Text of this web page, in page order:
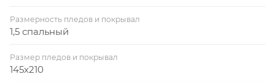
Размерность пледов и покрывал
1,5 спальный
Размер пледов и покрывал
145х210